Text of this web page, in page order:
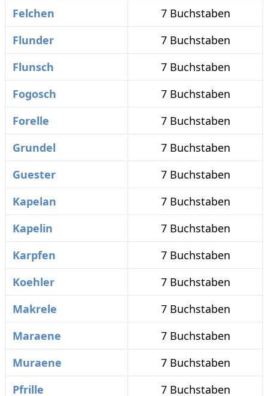
Felchen
7 Buchstaben
Flunder
7 Buchstaben
Flunsch
7 Buchstaben
Fogosch
7 Buchstaben
Forelle
7 Buchstaben
Grundel
7 Buchstaben
Guester
7 Buchstaben
Kapelan
7 Buchstaben
Kapelin
7 Buchstaben
Karpfen
7 Buchstaben
Koehler
7 Buchstaben
Makrele
7 Buchstaben
Maraene
7 Buchstaben
Muraene
7 Buchstaben
Pfrille
7 Buchstaben